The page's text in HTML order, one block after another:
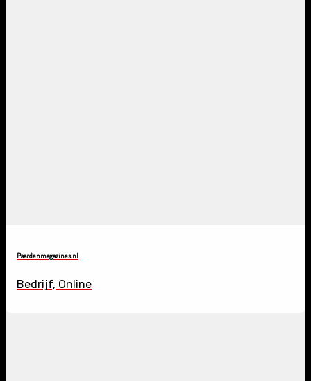
Paardenmagazines.nl
Bedrijf, Online